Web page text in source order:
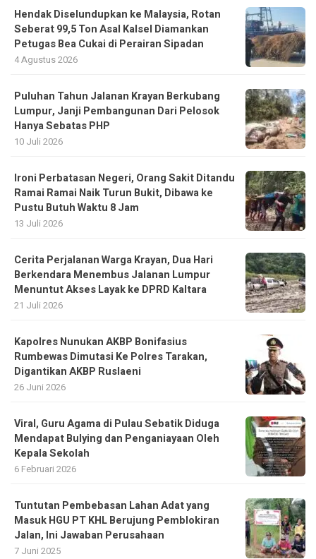
Hendak Diselundupkan ke Malaysia, Rotan
Seberat 99,5 Ton Asal Kalsel Diamankan
Petugas Bea Cukai di Perairan Sipadan
4 Agustus 2026
Puluhan Tahun Jalanan Krayan Berkubang
Lumpur, Janji Pembangunan Dari Pelosok
Hanya Sebatas PHP
10 Juli 2026
Ironi Perbatasan Negeri, Orang Sakit Ditandu
Ramai Ramai Naik Turun Bukit, Dibawa ke
Pustu Butuh Waktu 8 Jam
13 Juli 2026
Cerita Perjalanan Warga Krayan, Dua Hari
Berkendara Menembus Jalanan Lumpur
Menuntut Akses Layak ke DPRD Kaltara
21 Juli 2026
Kapolres Nunukan AKBP Bonifasius
Rumbewas Dimutasi Ke Polres Tarakan,
Digantikan AKBP Ruslaeni
26 Juni 2026
Viral, Guru Agama di Pulau Sebatik Diduga
Mendapat Bulying dan Penganiayaan Oleh
Kepala Sekolah
6 Februari 2026
Tuntutan Pembebasan Lahan Adat yang
Masuk HGU PT KHL Berujung Pemblokiran
Jalan, Ini Jawaban Perusahaan
7 Juni 2025